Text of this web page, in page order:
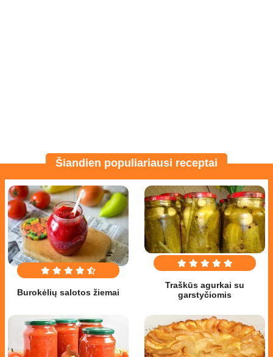
Šiandien populiariausi receptai
Burokėlių salotos žiemai
Traškūs agurkai su
garstyčiomis